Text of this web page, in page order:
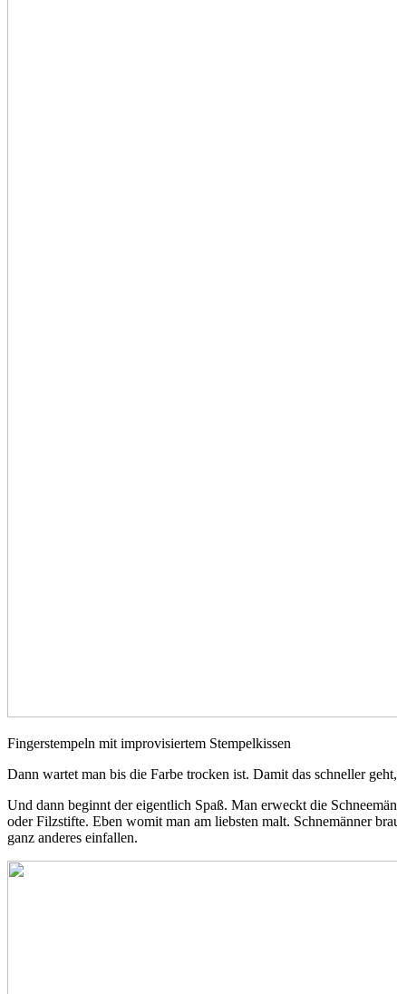
Fingerstempeln mit improvisiertem Stempelkissen
Dann wartet man bis die Farbe trocken ist. Damit das schneller
Und dann beginnt der eigentlich Spaß. Man erweckt die
oder Filzstifte. Eben womit man am liebsten malt. Schnemänner
ganz anderes einfallen.